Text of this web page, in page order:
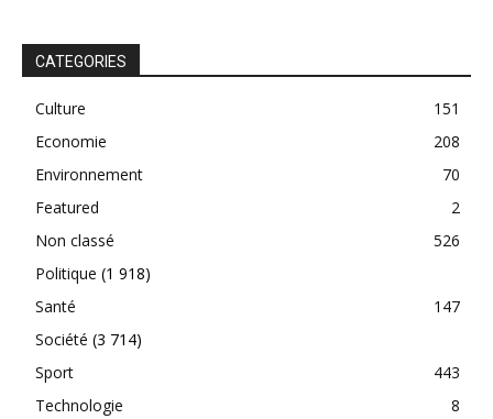
CATEGORIES
Culture
151
Economie
208
Environnement
70
Featured
2
Non classé
526
Politique (1 918)
Santé
147
Société (3 714)
Sport
443
Technologie
8